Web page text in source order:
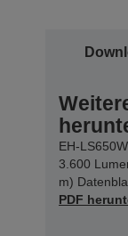
EH-
3.600
m)
PDF